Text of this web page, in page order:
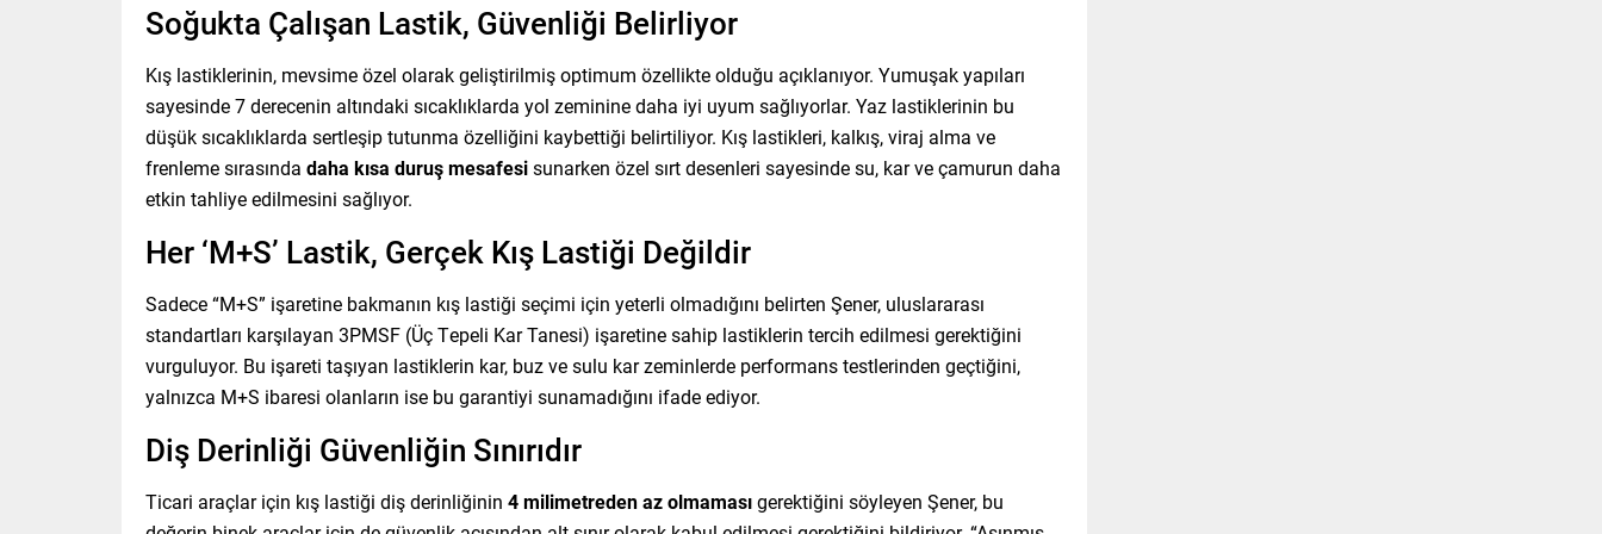
Soğukta Çalışan Lastik, Güvenliği Belirliyor
Kış lastiklerinin, mevsime özel olarak geliştirilmiş optimum özellikte olduğu açıklanıyor. Yumuşak yapıları
sayesinde 7 derecenin altındaki sıcaklıklarda yol zeminine daha iyi uyum sağlıyorlar. Yaz lastiklerinin bu
düşük sıcaklıklarda sertleşip tutunma özelliğini kaybettiği belirtiliyor. Kış lastikleri, kalkış, viraj alma ve
frenleme sırasında daha kısa duruş mesafesisunarken özel sırt desenleri sayesinde su, kar ve çamurun daha
etkin tahliye edilmesini sağlıyor.
Her ‘M+S’ Lastik, Gerçek Kış Lastiği Değildir
Sadece “M+S” işaretine bakmanın kış lastiği seçimi için yeterli olmadığını belirten Şener, uluslararası
standartları karşılayan 3PMSF (Üç Tepeli Kar Tanesi) işaretine sahip lastiklerin tercih edilmesi gerektiğini
vurguluyor. Bu işareti taşıyan lastiklerin kar, buz ve sulu kar zeminlerde performans testlerinden geçtiğini,
yalnızca M+S ibaresi olanların ise bu garantiyi sunamadığını ifade ediyor.
Diş Derinliği Güvenliğin Sınırıdır
Ticari araçlar için kış lastiği diş derinliğinin 4 milimetreden az olmamasıgerektiğini söyleyen Şener, bu